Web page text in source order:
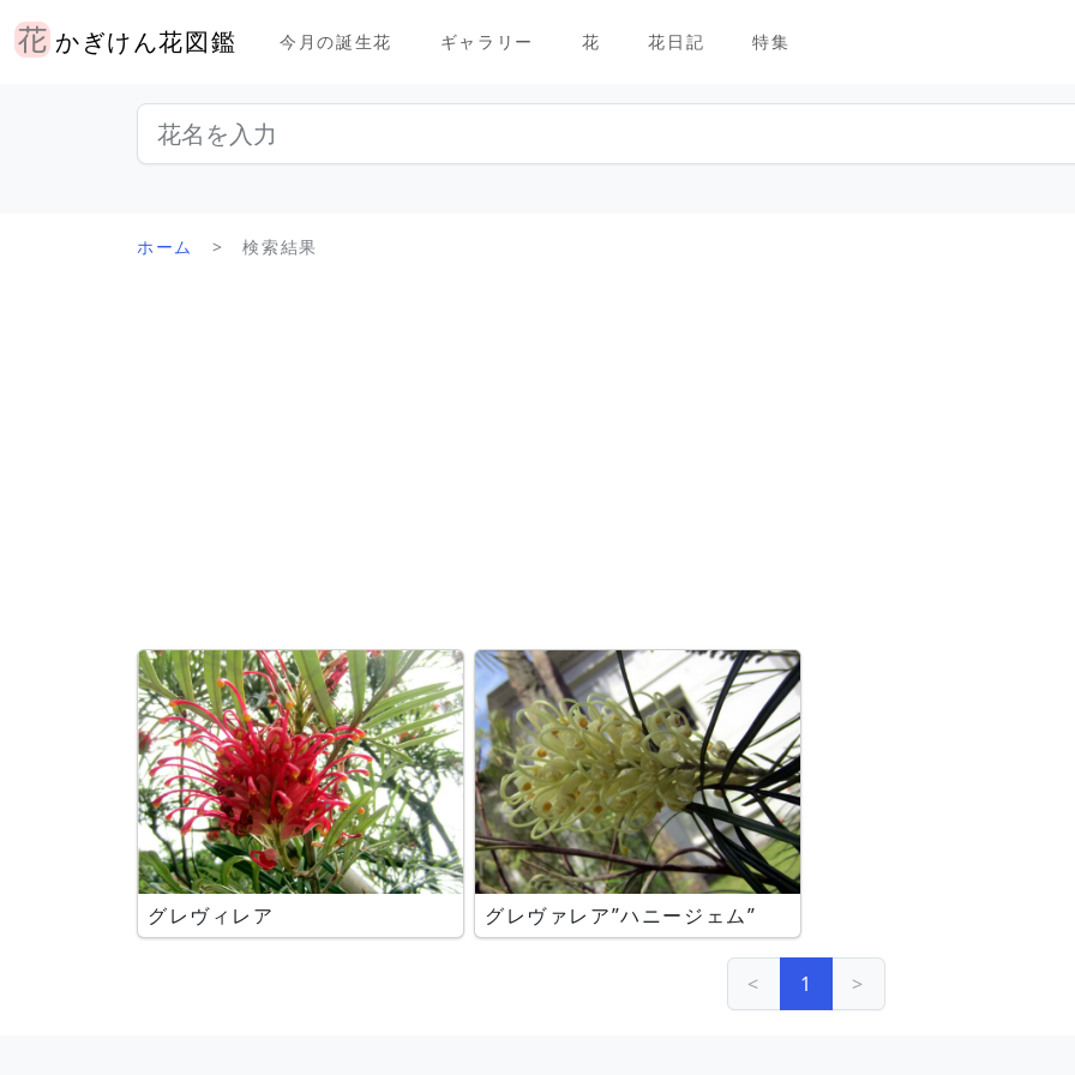
かぎけん花図鑑 今月の誕生花 ギャラリー 花 花日記 特集
ホーム 検索結果
グレヴィレア グレヴァレア”ハニージェム”
< 1 >